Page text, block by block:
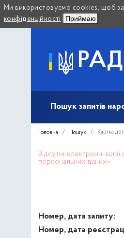
Ми використовуємо cookies, щоб
конфіденційності
Приймаю
Пошук запитів
Головна Пошук Картка
Відсутні електронні
персональних даних».
Номер, дата запиту:
Номер, дата